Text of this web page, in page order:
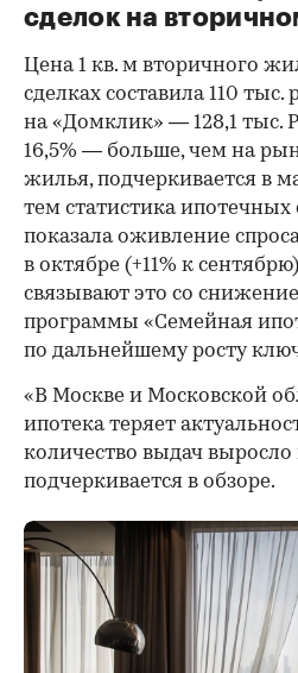
сделок на
Цена 1 кв. м вторичного
сделках составила 110 тыс.
на «Домклик» — 128,1 тыс.
16,5% — больше, чем на
жилья, подчеркивается в
тем статистика ипотечных
показала оживление
в октябре (+11% к
связывают это со
программы «Семейная
по дальнейшему росту
«В Москве и Московской
ипотека теряет
количество выдач
подчеркивается в обзоре.